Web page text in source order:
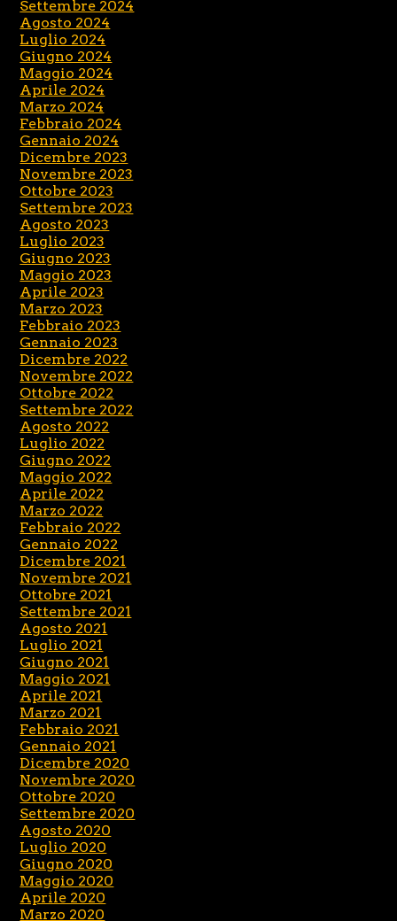
Settembre 2024
Agosto 2024
Luglio 2024
Giugno 2024
Maggio 2024
Aprile 2024
Marzo 2024
Febbraio 2024
Gennaio 2024
Dicembre 2023
Novembre 2023
Ottobre 2023
Settembre 2023
Agosto 2023
Luglio 2023
Giugno 2023
Maggio 2023
Aprile 2023
Marzo 2023
Febbraio 2023
Gennaio 2023
Dicembre 2022
Novembre 2022
Ottobre 2022
Settembre 2022
Agosto 2022
Luglio 2022
Giugno 2022
Maggio 2022
Aprile 2022
Marzo 2022
Febbraio 2022
Gennaio 2022
Dicembre 2021
Novembre 2021
Ottobre 2021
Settembre 2021
Agosto 2021
Luglio 2021
Giugno 2021
Maggio 2021
Aprile 2021
Marzo 2021
Febbraio 2021
Gennaio 2021
Dicembre 2020
Novembre 2020
Ottobre 2020
Settembre 2020
Agosto 2020
Luglio 2020
Giugno 2020
Maggio 2020
Aprile 2020
Marzo 2020